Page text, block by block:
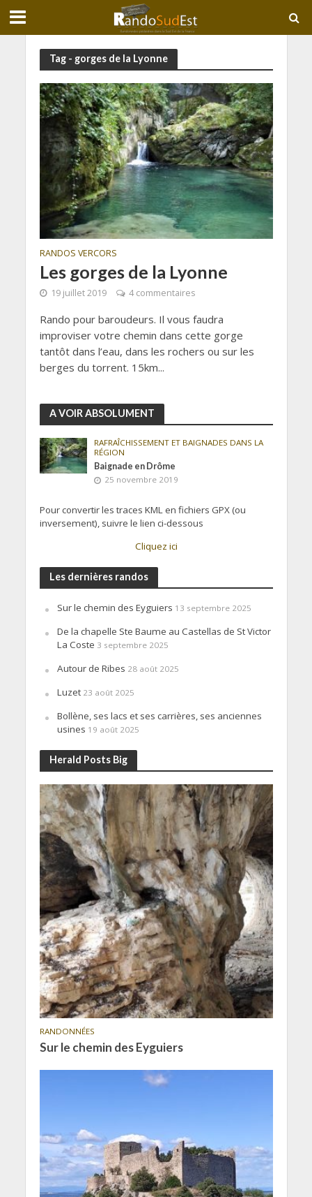
Tag - gorges de la Lyonne
RANDOS VERCORS
Les gorges de la Lyonne
19 juillet 2019 4 commentaires
Rando pour baroudeurs. Il vous faudra
improviser votre chemin dans cette gorge
tantôt dans l’eau, dans les rochers ou sur les
berges du torrent. 15km...
A VOIR ABSOLUMENT
RAFRAÎCHISSEMENT ET BAIGNADES DANS LA
RÉGION
Baignade en Drôme
25 novembre 2019
Pour convertir les traces KML en fichiers GPX (ou
inversement), suivre le lien ci-dessous
Cliquez ici
Les dernières randos
Sur le chemin des Eyguiers 13 septembre 2025
De la chapelle Ste Baume au Castellas de St Victor
La Coste 3 septembre 2025
Autour de Ribes 28 août 2025
Luzet 23 août 2025
Bollène, ses lacs et ses carrières, ses anciennes
usines 19 août 2025
Herald Posts Big
RANDONNÉES
Sur le chemin des Eyguiers